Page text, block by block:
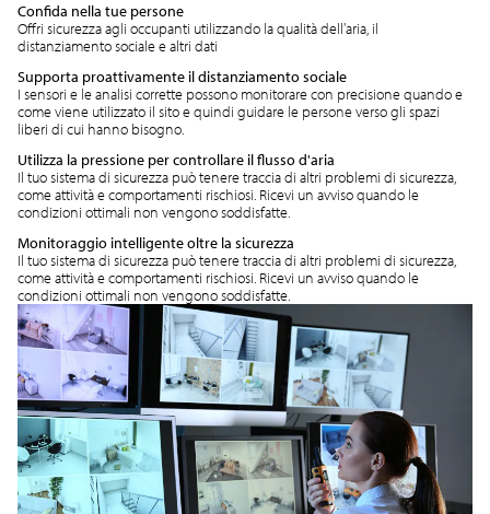
Confida nella tue persone
Offri sicurezza agli occupanti utilizzando la qualità dell’aria, il
distanziamento sociale e altri dati
Supporta proattivamente il distanziamento sociale
I sensori e le analisi corrette possono monitorare con precisione quando e
come viene utilizzato il sito e quindi guidare le persone verso gli spazi
liberi di cui hanno bisogno.
Utilizza la pressione per controllare il flusso d'aria
Il tuo sistema di sicurezza può tenere traccia di altri problemi di sicurezza,
come attività e comportamenti rischiosi. Ricevi un avviso quando le
condizioni ottimali non vengono soddisfatte.
Monitoraggio intelligente oltre la sicurezza
Il tuo sistema di sicurezza può tenere traccia di altri problemi di sicurezza,
come attività e comportamenti rischiosi. Ricevi un avviso quando le
condizioni ottimali non vengono soddisfatte.